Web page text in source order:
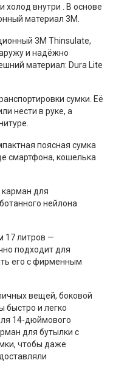
холод внутри . В основе
материал 3M.
3M Thinsulate,
и надёжно
материал: Dura Lite
сумки. Её
нести в руке, а
поясная сумка
смартфона, кошелька
карман для
нейлона
17 литров —
подходит для
его с фирменным
вещей, боковой
быстро и легко
14-дюймового
для бутылки с
чтобы даже